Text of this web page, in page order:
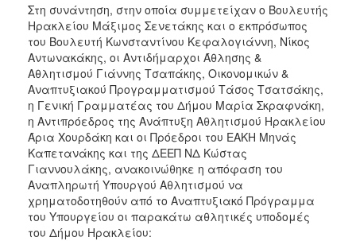
Στη συνάντηση, στην οποία συμμετείχαν ο Βουλευτής
Ηρακλείου Μάξιμος Σενετάκης και ο εκπρόσωπος
του Βουλευτή Κωνσταντίνου Κεφαλογιάννη, Νίκος
Αντωνακάκης, οι Αντιδήμαρχοι Άθλησης &
Αθλητισμού Γιάννης Τσαπάκης, Οικονομικών &
Αναπτυξιακού Προγραμματισμού Τάσος Τσατσάκης,
η Γενική Γραμματέας του Δήμου Μαρία Σκραφνάκη,
η Αντιπρόεδρος της Ανάπτυξη Αθλητισμού Ηρακλείου
Άρια Χουρδάκη και οι Πρόεδροι του ΕΑΚΗ Μηνάς
Καπετανάκης και της ΔΕΕΠ ΝΔ Κώστας
Γιαννουλάκης, ανακοινώθηκε η απόφαση του
Αναπληρωτή Υπουργού Αθλητισμού να
χρηματοδοτηθούν από το Αναπτυξιακό Πρόγραμμα
του Υπουργείου οι παρακάτω αθλητικές υποδομές
του Δήμου Ηρακλείου: